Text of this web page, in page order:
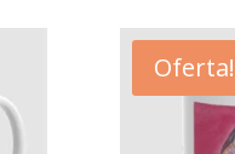
Oferta!